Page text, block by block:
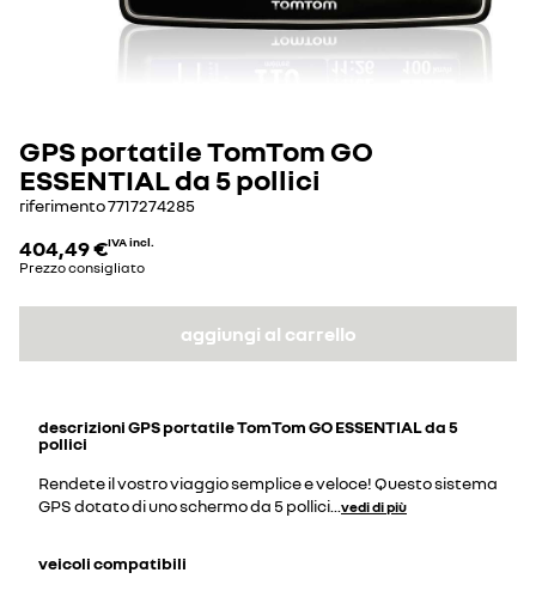
GPS portatile TomTom GO
ESSENTIAL da 5 pollici
riferimento7717274285
404,49 €IVA incl.
Prezzo consigliato
aggiungi al carrello
descrizioniGPS portatile TomTom GO ESSENTIAL da 5
pollici
Rendete il vostro viaggio semplice e veloce! Questo sistema
GPS dotato di uno schermo da 5 pollici vedi di più
veicoli compatibili